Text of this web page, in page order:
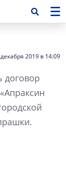
2019 в 14:09
договор